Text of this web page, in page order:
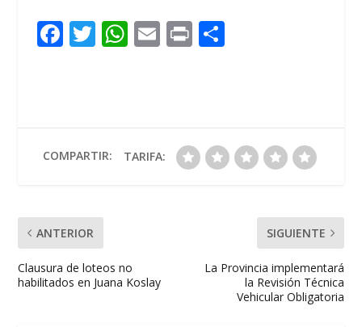
F
o
o
T W
A
p
E Pr
ar
ti
COMPARTIR: TARIFA:
ANTERIOR
Clausura de loteos no
habilitados en Juana Koslay
SIGUIENTE
La Provincia implementará
la Revisión Técnica
Vehicular Obligatoria